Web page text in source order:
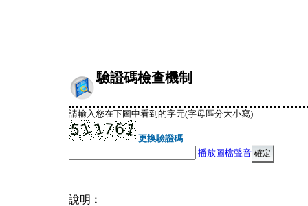
驗證碼檢查機制
請輸入您在下圖中看到的字元(字母區分大小寫)
更換驗證碼
播放圖檔聲音
說明︰